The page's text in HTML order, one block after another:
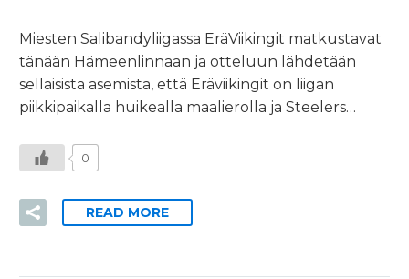
Miesten Salibandyliigassa EräViikingit matkustavat
tänään Hämeenlinnaan ja otteluun lähdetään
sellaisista asemista, että Eräviikingit on liigan
piikkipaikalla huikealla maalierolla ja Steelers…
0
READ MORE